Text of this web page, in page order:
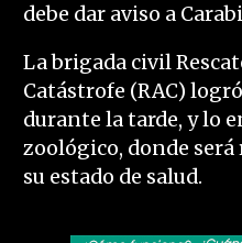
debe dar aviso a
La brigada civil
Catástrofe (RAC)
durante la tarde, y lo
zoológico, donde
su estado de salud.